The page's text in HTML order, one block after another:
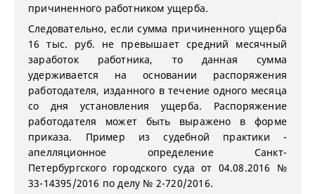
причиненного работником ущерба.
Следовательно, если сумма причиненного ущерба
16 тыс. руб. не превышает средний месячный
заработок работника, то данная сумма
удерживается на основании распоряжения
работодателя, изданного в течение одного месяца
со дня установления ущерба. Распоряжение
работодателя может быть выражено в форме
приказа. Пример из судебной практики -
апелляционное определение Санкт-
Петербургского городского суда от 04.08.2016 №
33-14395/2016 по делу № 2-720/2016.